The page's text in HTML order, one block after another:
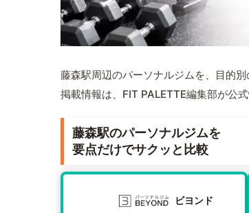
藤森駅周辺のパーソナルジムを、目的
掲載情報は、FIT PALETTE編集部が公
藤森駅のパーソナルジムを
要点だけでサクッと比較
ビヨンド